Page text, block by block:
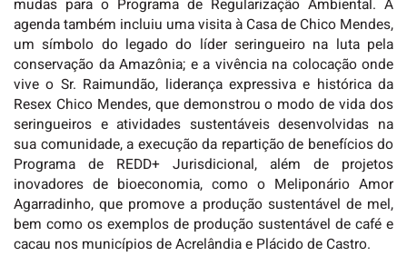
mudas para o Programa de Regularização Ambiental. A
agenda também incluiu uma visita à Casa de Chico Mendes,
um símbolo do legado do líder seringueiro na luta pela
conservação da Amazônia; e a vivência na colocação onde
vive o Sr. Raimundão, liderança expressiva e histórica da
Resex Chico Mendes, que demonstrou o modo de vida dos
seringueiros e atividades sustentáveis desenvolvidas na
sua comunidade, a execução da repartição de benefícios do
Programa de REDD+ Jurisdicional, além de projetos
inovadores de bioeconomia, como o Meliponário Amor
Agarradinho, que promove a produção sustentável de mel,
bem como os exemplos de produção sustentável de café e
cacau nos municípios de Acrelândia e Plácido de Castro.